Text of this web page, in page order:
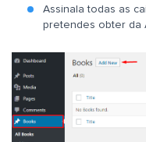
Assinala todas as
pretendes obter da